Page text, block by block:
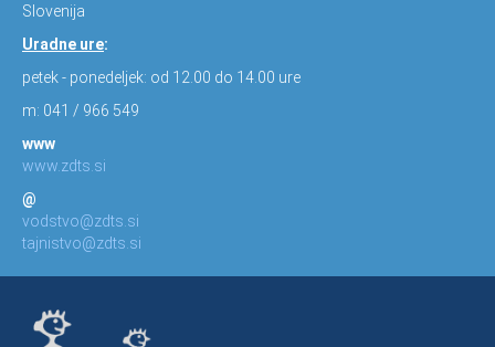
Slovenija
Uradne ure:
petek - ponedeljek: od 12.00 do 14.00 ure
m: 041 / 966 549
www
www.zdts.si
@
vodstvo@zdts.si
tajnistvo@zdts.si